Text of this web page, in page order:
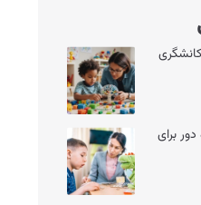
برای